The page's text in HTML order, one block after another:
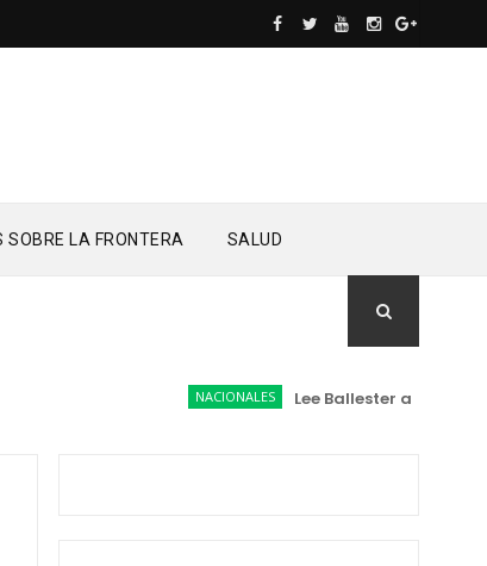
SOBRE LA FRONTERA SALUD
NACIONALES Lee Ballester a los que se